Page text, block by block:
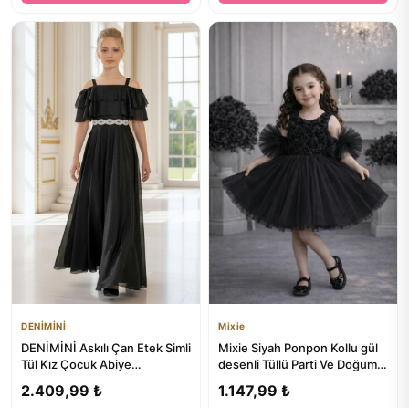
DENİMİNİ
DENİMİNİ Askılı Çan Etek Simli
Tül Kız Çocuk Abiye
2.409,99 ₺
Mixie
Mixie Siyah Ponpon Kollu gül
desenli Tüllü Parti Ve Doğum
1.147,99 ₺